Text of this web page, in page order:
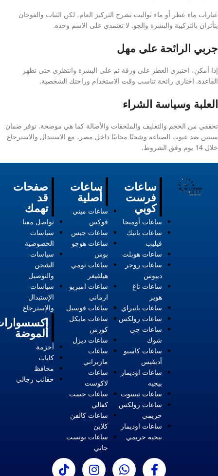
عبارات ماء عطر أو ماء تواليت تشرح التركيز العام، لكن الثبات والفوحان
يتأثران بالتركيبة والبشرة والجو. لا تعتمدي على الاسم وحده.
جربي الرائحة على مهل
إذا أمكن، اختبري العطر على ورقة ثم على البشرة وانتظري حتى تظهر
القاعدة. اختاري رائحة تناسب وقت الاستخدام وراحتك الشخصية.
العلبة وسياسة الشراء
تحققي من الحجم والتغليف والملحقات والأصالة كما هي موضحة. نوفر ضمان
سنتين ضد عيوب الصناعة وشحنًا مجانيًا داخل مصر، مع الاستبدال والاسترجاع
خلال 14 يوم وفق الشروط.
صفحات
قد
تهمك
تواصل معنا
سياسات
الخصوصية
سياسات
الشحن
والتوصيل
سياسات
الإستبدال
والإسترجاع
الموضة
أحزمة
كابات
محافظ
حقائب رجالي
ساعات
أصلية
ساعات ميني
فوكس
ساعات جيس
ساعات هوجو
بوس
ساعات تومي
هيلفيغر
ساعات امبريو
ارماني
ساعات فوسيل
ساعات مايكل
كورس
ساعات ديزل
ساعات
مازيراتي
ساعات
لاكوست
ساعات جست
كفالي
ساعات كالفن
كلاين
ساعات بونست
جاتي
ساعات
فرست
كوبي
ساعات أوميجا
ساعات باتيك
فيليب
ساعات هوبلت
ساعات روجر
ديبوس
ساعات تاغ
هوير
ساعات بانيراي
ساعات رولكس
ساعات جي
شوك
ساعات كاسيو
أديفيس
ساعات اوديمار
بيجيه
ساعات تيسوت
ساعات رولكس
حريمي
ساعات اوديمار
بيجيه حريمي